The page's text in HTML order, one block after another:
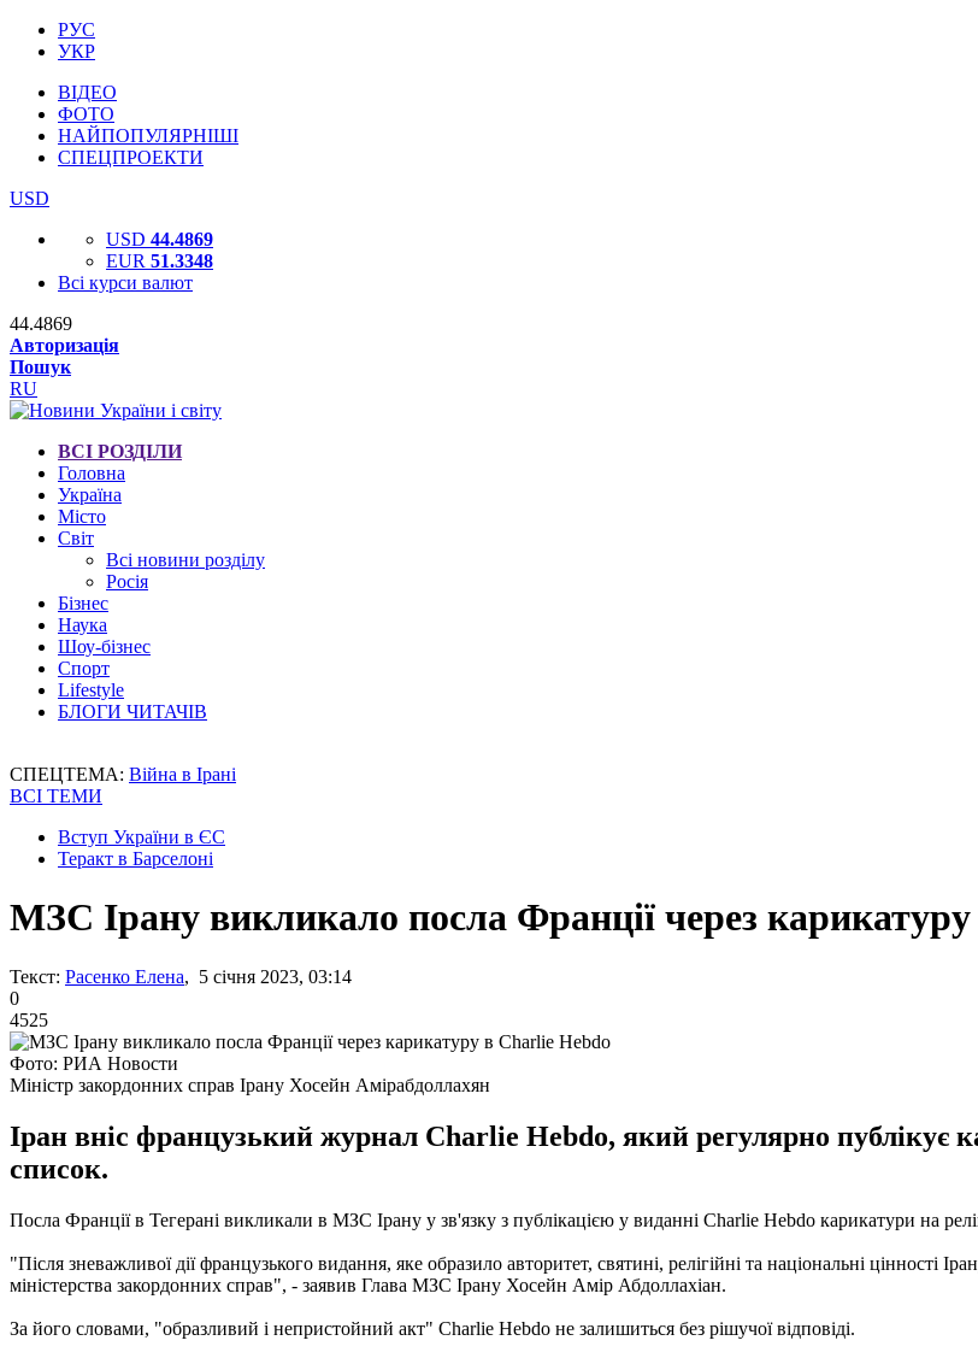
РУС
УКР
ВІДЕО
ФОТО
НАЙПОПУЛЯРНІШІ
СПЕЦПРОЕКТИ
USD
USD 44.4869
EUR 51.3348
Всі курси валют
44.4869
Авторизація
Пошук
RU
ВСІ РОЗДІЛИ
Головна
Україна
Місто
Світ
Всі новини розділу
Росія
Бізнес
Наука
Шоу-бізнес
Спорт
Lifestyle
БЛОГИ ЧИТАЧІВ
СПЕЦТЕМА: Війна в Ірані
ВСІ ТЕМИ
Вступ України в ЄС
Теракт в Барселоні
МЗС Ірану викликало посла Франції через
Текст: Расенко Елена, 5 січня 2023, 03:14
0
4525
Фото: РИА Новости
Міністр закордонних справ Ірану Хосейн Амірабдоллахян
Іран вніс французький журнал Charlie Hebdo, який регулярно публікує
список.
Посла Франції в Тегерані викликали в МЗС Ірану у зв'язку з публікацією у виданні Charlie Hebdo карикатури на
"Після зневажливої дії французького видання, яке образило авторитет, святині, релігійні та національні цінності
міністерства закордонних справ", - заявив Глава МЗС Ірану Хосейн Амір Абдоллахіан.
За його словами, "образливий і непристойний акт" Charlie Hebdo не залишиться без рішучої відповіді.